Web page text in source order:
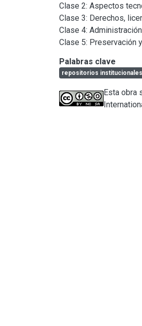
Clase 2: Aspectos
Clase 3: Derechos,
Clase 4:
Clase 5: Preservación
Palabras clave
repositorios
Esta obra